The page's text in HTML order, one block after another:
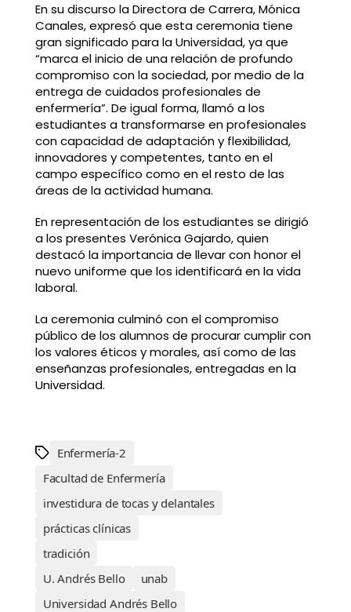
En su discurso la Directora de Carrera, Mónica
Canales, expresó que esta ceremonia tiene
gran significado para la Universidad, ya que
“marca el inicio de una relación de profundo
compromiso con la sociedad, por medio de la
entrega de cuidados profesionales de
enfermería”. De igual forma, llamó a los
estudiantes a transformarse en profesionales
con capacidad de adaptación y flexibilidad,
innovadores y competentes, tanto en el
campo específico como en el resto de las
áreas de la actividad humana.
En representación de los estudiantes se dirigió
a los presentes Verónica Gajardo, quien
destacó la importancia de llevar con honor el
nuevo uniforme que los identificará en la vida
laboral.
La ceremonia culminó con el compromiso
público de los alumnos de procurar cumplir con
los valores éticos y morales, así como de las
enseñanzas profesionales, entregadas en la
Universidad.
Enfermería-2
Facultad de Enfermería
investidura de tocas y delantales
prácticas clínicas
tradición
U. Andrés Bello
unab
Universidad Andrés Bello